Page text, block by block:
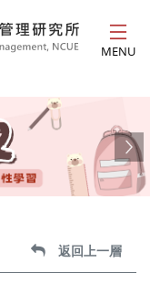
MENU
返回上一層